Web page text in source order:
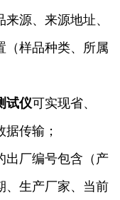
源、来源地址、
（样品种类、所属
试仪可实现省、
传输；
出厂编号包含（产
、生产厂家、当前